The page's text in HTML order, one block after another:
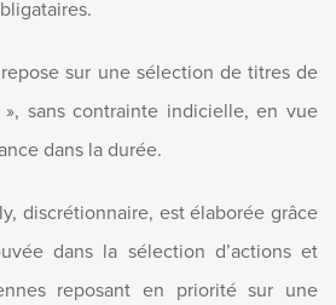
sur une sélection de titres de
sans contrainte indicielle, en vue
dans la durée.
discrétionnaire, est élaborée grâce
dans la sélection d’actions et
reposant en priorité sur une